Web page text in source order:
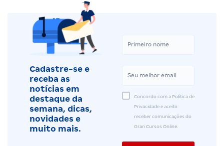
Cadastre-se e
receba as
notícias em
destaque da
semana, dicas,
novidades e
muito mais.
Concordo com a Política de
Privacidade e aceito
receber comunicações do
Gran Cursos Online.